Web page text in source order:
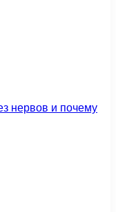
нервов и почему